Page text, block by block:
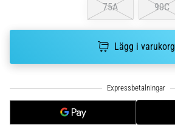
de
•
8 min. läsning
Plantar
75A 90C
Lägg i varukorg